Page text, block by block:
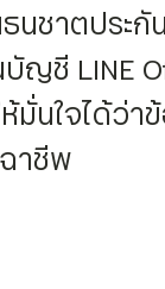
ชาตประ
ชี LINE
มั่นใจได้ว่
าชีพ